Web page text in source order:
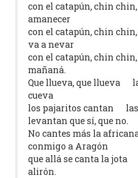
con el catapún, chin
amanecer
con el catapún, chin
va a nevar
con el catapún, chin
mañaná.
Que llueva, que llueva
cueva
los pajaritos cantan las
levantan que sí, que no.
No cantes más la
conmigo a Aragón
que allá se canta la
alirón.